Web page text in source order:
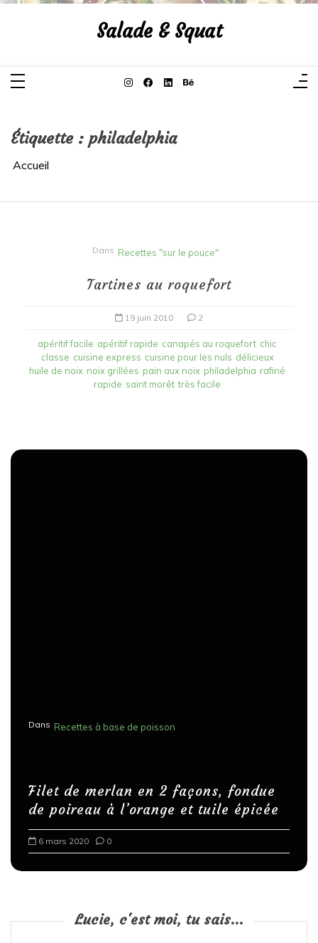
Aller
Salade & Squat
Étiquette : philadelphia
Accueil
Dans Recettes "sur le pouce"
Tartines au roquefort
19 juin 2010 2
apéritif facile apéritif rapide canapés au roquefort chic
classe cuisine express cuisine pour les nuls délicieux
huile de noix noix grillées pain aux noix philadelphia rafiné
rapide saint morêt très facile
Dans Recettes à base de poisson
Filet de merlan en 2 façons, fondue
de poireau à l’orange et tuile épicée
6 mars 2020 0
Lucie, c'est moi, tu sais...